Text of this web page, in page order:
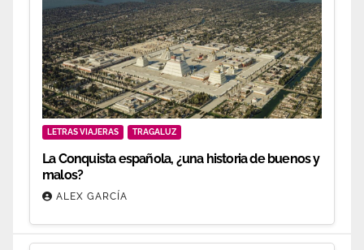
LETRAS VIAJERAS TRAGALUZ
La Conquista española, ¿una historia de buenos y
malos?
ALEX GARCÍA